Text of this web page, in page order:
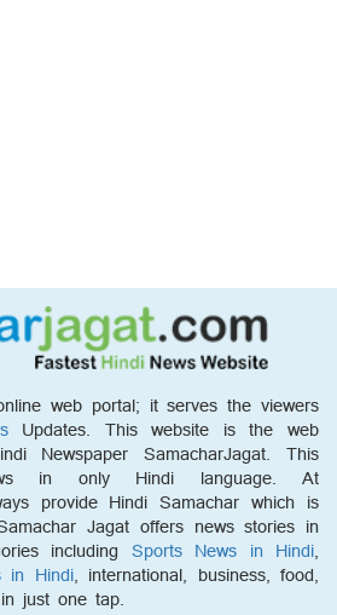
web portal; it serves the viewers
Updates. This website is the web
Newspaper SamacharJagat. This
in only Hindi language. At
provide Hindi Samachar which is
Jagat offers news stories in
including Sports News in Hindi,
in Hindi, international, business, food,
just one tap.